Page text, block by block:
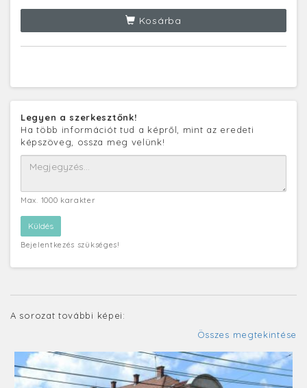
Kosárba
Legyen a szerkesztőnk!
Ha több információt tud a képről, mint az eredeti
képszöveg, ossza meg velünk!
Max. 1000 karakter
Bejelentkezés szükséges!
A sorozat további képei:
Összes megtekintése